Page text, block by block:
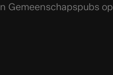
Gemeenschapspubs op